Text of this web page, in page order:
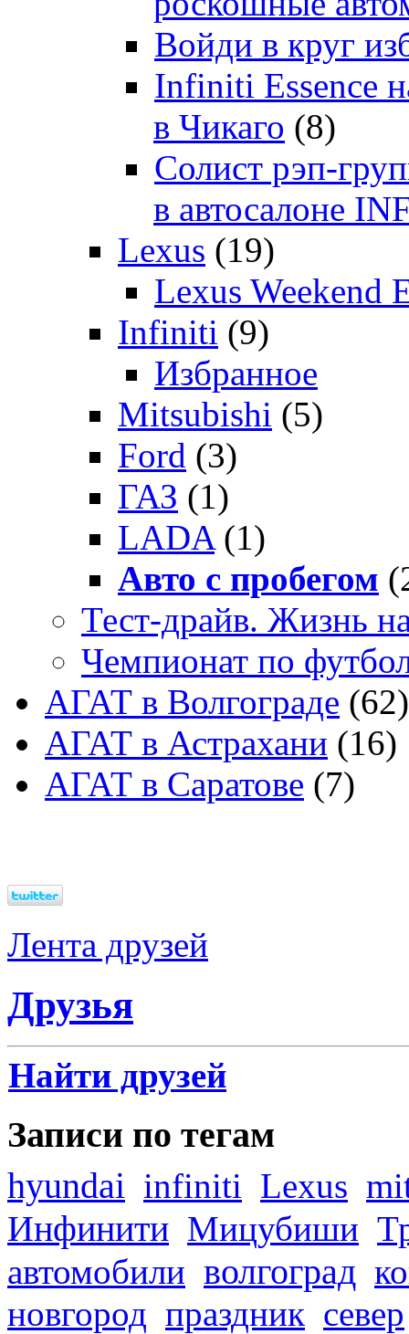
Войди в круг
Infiniti Essence
в Чикаго (8)
Солист рэп-
в автосалоне
Lexus (19)
Lexus Weekend
Infiniti (9)
Избранное
Mitsubishi (5)
Ford (3)
ГАЗ (1)
LADA (1)
Авто с пробегом
Тест-драйв. Жизнь
Чемпионат по
АГАТ в Волгограде (62)
АГАТ в Астрахани (16)
АГАТ в Саратове (7)
Лента друзей
Друзья
Найти друзей
Записи по тегам
hyundai infiniti Lexus
Инфинити Мицубиши
автомобили волгоград
новгород праздник север